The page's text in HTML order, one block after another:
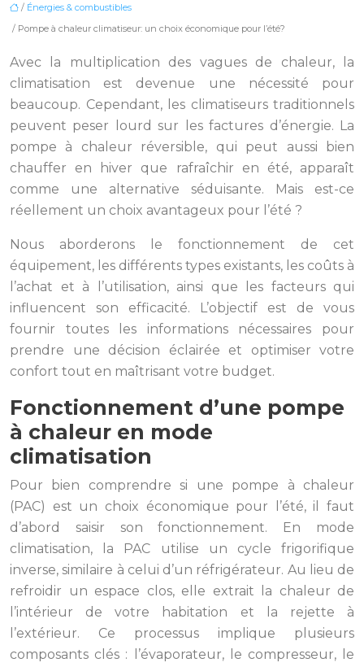
/ Énergies & combustibles
/ Pompe à chaleur climatiseur: un choix économique pour l’été?
Avec la multiplication des vagues de chaleur, la
climatisation est devenue une nécessité pour
beaucoup. Cependant, les climatiseurs traditionnels
peuvent peser lourd sur les factures d’énergie. La
pompe à chaleur réversible, qui peut aussi bien
chauffer en hiver que rafraîchir en été, apparaît
comme une alternative séduisante. Mais est-ce
réellement un choix avantageux pour l’été ?
Nous aborderons le fonctionnement de cet
équipement, les différents types existants, les coûts à
l’achat et à l’utilisation, ainsi que les facteurs qui
influencent son efficacité. L’objectif est de vous
fournir toutes les informations nécessaires pour
prendre une décision éclairée et optimiser votre
confort tout en maîtrisant votre budget.
Fonctionnement d’une pompe
à chaleur en mode
climatisation
Pour bien comprendre si une pompe à chaleur
(PAC) est un choix économique pour l’été, il faut
d’abord saisir son fonctionnement. En mode
climatisation, la PAC utilise un cycle frigorifique
inverse, similaire à celui d’un réfrigérateur. Au lieu de
refroidir un espace clos, elle extrait la chaleur de
l’intérieur de votre habitation et la rejette à
l’extérieur. Ce processus implique plusieurs
composants clés : l’évaporateur, le compresseur, le